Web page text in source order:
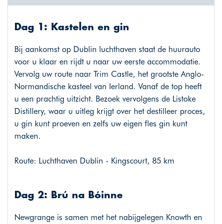
Dag 1: Kastelen en gin
Bij aankomst op Dublin luchthaven staat de huurauto
voor u klaar en rijdt u naar uw eerste accommodatie.
Vervolg uw route naar Trim Castle, het grootste Anglo-
Normandische kasteel van Ierland. Vanaf de top heeft
u een prachtig uitzicht. Bezoek vervolgens de Listoke
Distillery, waar u uitleg krijgt over het destilleer proces,
u gin kunt proeven en zelfs uw eigen fles gin kunt
maken.
Route: Luchthaven Dublin - Kingscourt, 85 km
Dag 2: Brú na Bóinne
Newgrange is samen met het nabijgelegen Knowth en